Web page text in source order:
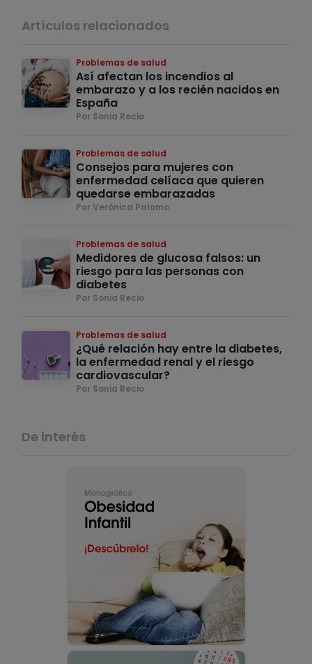
Artículos relacionados
Problemas de salud
Así afectan los incendios al
embarazo y a los recién nacidos en
España
Por Sonia Recio
Problemas de salud
Consejos para mujeres con
enfermedad celíaca que quieren
quedarse embarazadas
Por Verónica Palomo
Problemas de salud
Medidores de glucosa falsos: un
riesgo para las personas con
diabetes
Por Sonia Recio
Problemas de salud
¿Qué relación hay entre la diabetes,
la enfermedad renal y el riesgo
cardiovascular?
Por Sonia Recio
De interés